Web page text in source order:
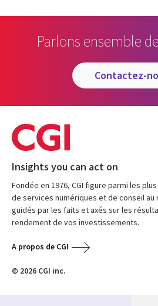
Parlons ensemble
contactez-
Insights you can act on
Fondée en 1976, CGI figure parmi les
de services numériques et de conseil au
guidés par les faits et axés sur les
rendement de vos investissements.
A propos de CGI
© 2026 CGI inc.